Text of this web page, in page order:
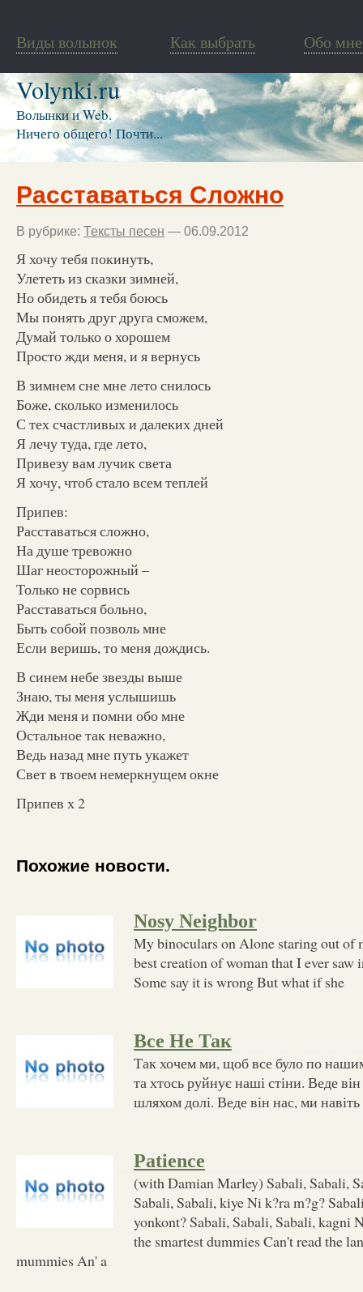
Виды волынок Как выбрать Обо мне
Volynki.ru
Волынки и Web.
Ничего общего! Почти...
Расставаться Сложно
В рубрике: Тексты песен — 06.09.2012
Я хочу тебя покинуть,
Улететь из сказки зимней,
Но обидеть я тебя боюсь
Мы понять друг друга сможем,
Думай только о хорошем
Просто жди меня, и я вернусь
В зимнем сне мне лето снилось
Боже, сколько изменилось
С тех счастливых и далеких дней
Я лечу туда, где лето,
Привезу вам лучик света
Я хочу, чтоб стало всем теплей
Припев:
Расставаться сложно,
На душе тревожно
Шаг неосторожный –
Только не сорвись
Расставаться больно,
Быть собой позволь мне
Если веришь, то меня дождись.
В синем небе звезды выше
Знаю, ты меня услышишь
Жди меня и помни обо мне
Остальное так неважно,
Ведь назад мне путь укажет
Свет в твоем немеркнущем окне
Припев х 2
Похожие новости.
Nosy Neighbor
My binoculars on Alone staring out of
best creation of woman that I ever saw
Some say it is wrong But what if she
Все Не Так
Так хочем ми, щоб все було по
та хтось руйнує наші стіни. Веде
шляхом долі. Веде він нас, ми
Patience
(with Damian Marley) Sabali, Sabali,
Sabali, Sabali, kiye Ni k?ra m?g?
yonkont? Sabali, Sabali, Sabali, kagni
the smartest dummies Can't read the
mummies An' a